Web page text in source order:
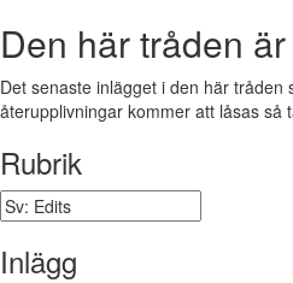
Den här tråden
Det senaste inlägget i den här
återupplivningar kommer att låsas så
Rubrik
Inlägg